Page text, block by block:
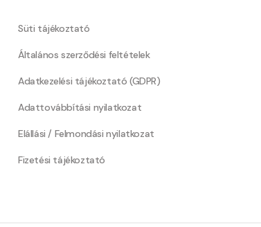
Süti tájékoztató
Általános szerződési feltételek
Adatkezelési tájékoztató (GDPR)
Adattovábbítási nyilatkozat
Elállási / Felmondási nyilatkozat
Fizetési tájékoztató